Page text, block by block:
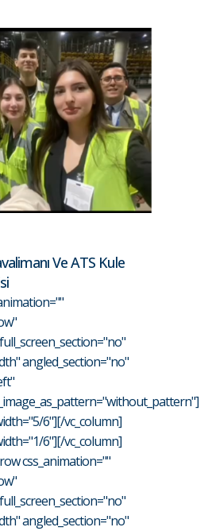
Ve ATS Kule
angled_section="no"
6"][/vc_column]
6"][/vc_column]
css_animation=""
angled_section="no"